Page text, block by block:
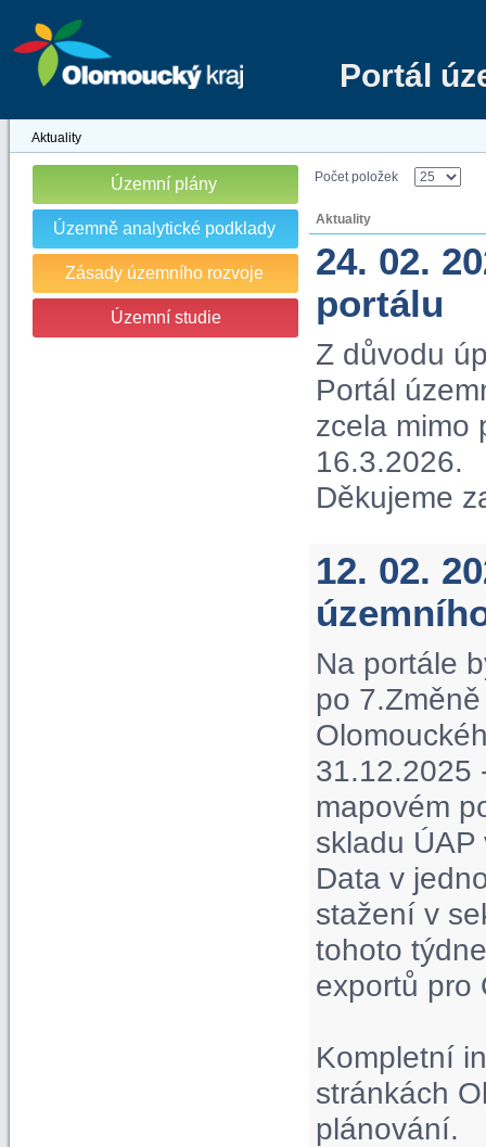
Portál
Aktuality
Územní plány
Územně analytické podklady
Zásady územního rozvoje
Územní studie
Počet položek
Aktuality
24. 02.
portálu
Z důvodu
Portál
zcela mimo
16.3.2026.
Děkujeme
12. 02.
Na portále
po
31.12.2025
mapovém
skladu
Data v
stažení v
tohoto
exportů pro
Kompletní
stránkách
plánování.